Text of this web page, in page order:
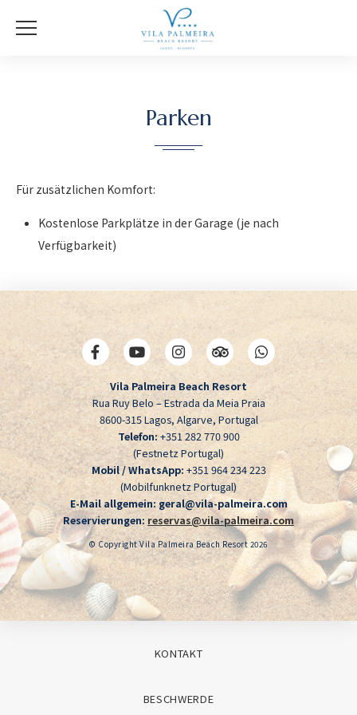
Parken
Für zusätzlichen Komfort:
Kostenlose Parkplätze in der Garage (je nach
Verfügbarkeit)
Vila Palmeira Beach Resort
Rua Ruy Belo – Estrada da Meia Praia
8600-315 Lagos, Algarve, Portugal
Telefon:+351 282 770 900
(Festnetz Portugal)
Mobil / WhatsApp: +351 964 234 223
(Mobilfunknetz Portugal)
E-Mail allgemein:geral@vila-palmeira.com
Reservierungen: reservas@vila-palmeira.com
© Copyright Vila Palmeira Beach Resort 2026
KONTAKT
BESCHWERDE